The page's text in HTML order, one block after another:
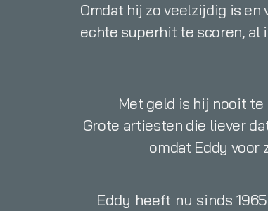
Omdat hij zo veelzijdig is
echte superhit te scoren, al
Met geld is hij nooit
Grote artiesten die liever
omdat Eddy voor
Eddy heeft nu sinds